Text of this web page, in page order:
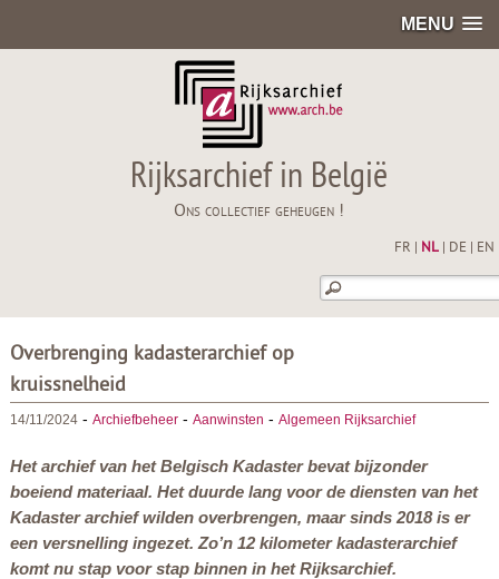
MENU
Rijksarchief in België
Ons collectief geheugen !
FR NL| DE EN
Overbrenging kadasterarchief op
kruissnelheid
14/11/2024- Archiefbeheer- Aanwinsten - Algemeen Rijksarchief
Het archief van het Belgisch Kadaster bevat bijzonder
boeiend materiaal. Het duurde lang voor de diensten van het
Kadaster archief wilden overbrengen, maar sinds 2018 is er
een versnelling ingezet. Zo’n 12 kilometer kadasterarchief
komt nu stap voor stap binnen in het Rijksarchief.